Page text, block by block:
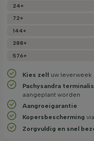
24+
72+
144+
288+
576+
Kies zelf uw leverweek
Pachysandra
aangeplant worden
Aangroeigarantie
Kopersbescherming
Zorgvuldig en snel